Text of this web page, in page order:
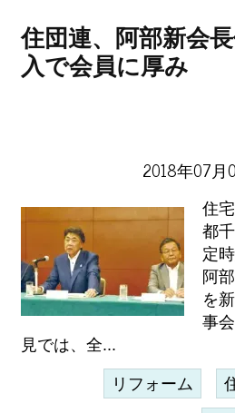
住団連、阿部新会
入で会員に厚み
2018年07月
住
都
定
阿
を
事
見では、全...
リフォーム